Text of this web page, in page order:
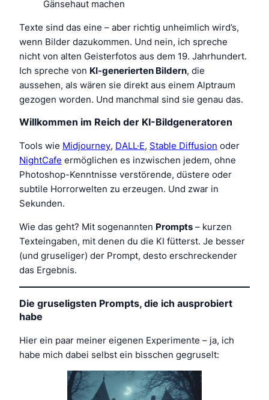
Gänsehaut machen
Texte sind das eine – aber richtig unheimlich wird’s,
wenn Bilder dazukommen. Und nein, ich spreche
nicht von alten Geisterfotos aus dem 19. Jahrhundert.
Ich spreche von KI-generierten Bildern, die
aussehen, als wären sie direkt aus einem Alptraum
gezogen worden. Und manchmal sind sie genau das.
Willkommen im Reich der KI-Bildgeneratoren
Tools wie Midjourney, DALL·E, Stable Diffusion oder
NightCafe ermöglichen es inzwischen jedem, ohne
Photoshop-Kenntnisse verstörende, düstere oder
subtile Horrorwelten zu erzeugen. Und zwar in
Sekunden.
Wie das geht? Mit sogenannten Prompts – kurzen
Texteingaben, mit denen du die KI fütterst. Je besser
(und gruseliger) der Prompt, desto erschreckender
das Ergebnis.
Die gruseligsten Prompts, die ich ausprobiert
habe
Hier ein paar meiner eigenen Experimente – ja, ich
habe mich dabei selbst ein bisschen gegruselt: